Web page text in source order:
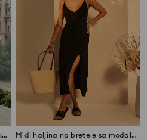
Midi haljina sa asimetričnim dekolteom Midi haljina na bretele sa modalom